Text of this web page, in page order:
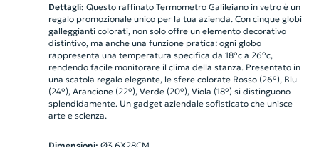
Dettagli: Questo raffinato Termometro Galileiano in vetro è un
regalo promozionale unico per la tua azienda. Con cinque globi
galleggianti colorati, non solo offre un elemento decorativo
distintivo, ma anche una funzione pratica: ogni globo
rappresenta una temperatura specifica da 18°c a 26°c,
rendendo facile monitorare il clima della stanza. Presentato in
una scatola regalo elegante, le sfere colorate Rosso (26°), Blu
(24°), Arancione (22°), Verde (20°), Viola (18°) si distinguono
splendidamente. Un gadget aziendale sofisticato che unisce
arte e scienza.
Dimensioni: Ø3,6X28CM